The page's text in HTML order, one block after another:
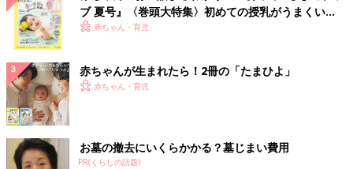
ブ 夏号』〈巻頭大特集〉初めての授乳がうまくい
く！ おっぱい・ミルクの基本と夏のトラブル 解決テ
赤ちゃん・育児
赤ちゃんが生まれたら！2冊の「たまひよ」
赤ちゃん・育児
お墓の撤去にいくらかかる？墓じまい費用
PR(くらしの話題)